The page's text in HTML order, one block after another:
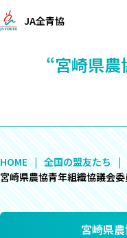
JA全青協
“宮崎県
HOME 全国の盟友たち
宮崎県農協青年組織協議会
宮崎県